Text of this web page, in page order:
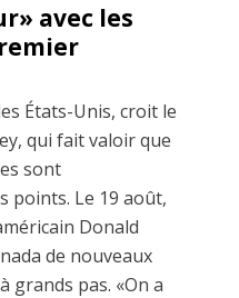
avec les
États-Unis, croit le
qui fait valoir que
sont
points. Le 19 août,
Donald
de nouveaux
grands pas. «On a